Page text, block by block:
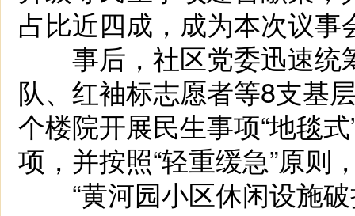
占比近四成，成为本次议事
事后，社区党委迅速统
队、红袖标志愿者等8支基
个楼院开展民生事项“地毯
项，并按照“轻重缓急”原则
“黄河园小区休闲设施破